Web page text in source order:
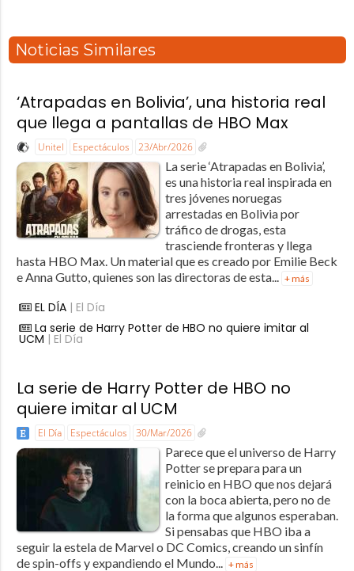
Noticias Similares
‘Atrapadas en Bolivia’, una historia real
que llega a pantallas de HBO Max
Unitel Espectáculos 23/Abr/2026
La serie ‘Atrapadas en Bolivia’,
es una historia real inspirada en
tres jóvenes noruegas
arrestadas en Bolivia por
tráfico de drogas, esta
trasciende fronteras y llega
hasta HBO Max. Un material que es creado por Emilie Beck
e Anna Gutto, quienes son las directoras de esta... + más
EL DÍA| El Día
La serie de Harry Potter de HBO no quiere imitar al
UCM | El Día
La serie de Harry Potter de HBO no
quiere imitar al UCM
El Día Espectáculos 30/Mar/2026
Parece que el universo de Harry
Potter se prepara para un
reinicio en HBO que nos dejará
con la boca abierta, pero no de
la forma que algunos esperaban.
Si pensabas que HBO iba a
seguir la estela de Marvel o DC Comics, creando un sinfín
de spin-offs y expandiendo el Mundo...
+ más